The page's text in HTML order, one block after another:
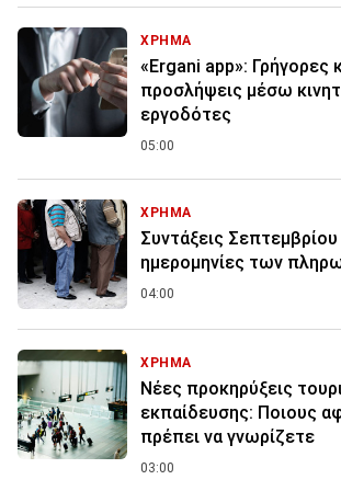
ΧΡΗΜΑ
«Ergani app»: Γρήγορες
προσλήψεις μέσω
εργοδότες
05:00
ΧΡΗΜΑ
Συντάξεις
ημερομηνίες των
04:00
ΧΡΗΜΑ
Νέες προκηρύξεις
εκπαίδευσης: Ποιους
πρέπει να γνωρίζετε
03:00